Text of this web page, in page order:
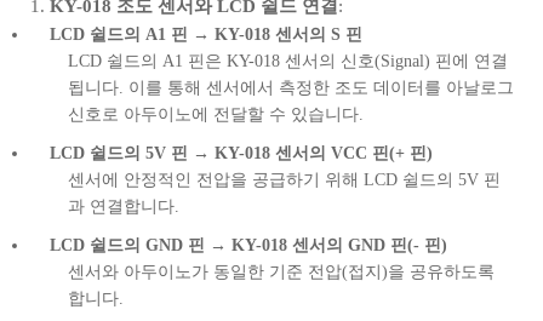
KY-018 조도 센서와 LCD 쉴드 연결 :
LCD 쉴드의 A1 핀
→ KY-018 센서의 S 핀
LCD 쉴드의 A1 핀은 KY-018 센서의 신호(Signal) 핀에 연결
됩니다. 이를 통해 센서에서 측정한 조도 데이터를 아날로그
신호로 아두이노에 전달할 수 있습니다.
LCD 쉴드의 5V 핀
→ KY-018 센서의 VCC 핀(+ 핀)
센서에 안정적인 전압을 공급하기 위해 LCD 쉴드의 5V 핀
과 연결합니다.
LCD 쉴드의 GND 핀
→ KY-018 센서의 GND 핀(- 핀)
센서와 아두이노가 동일한 기준 전압(접지)을 공유하도록
합니다.